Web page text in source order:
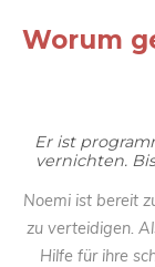
Worum
Er ist
vernichten.
Noemi ist bereit
zu verteidigen.
Hilfe für ihre